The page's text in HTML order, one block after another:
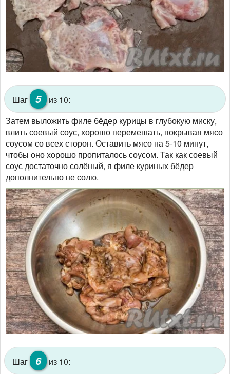
Шаг 5
из 10:
Затем выложить филе бёдер курицы в глубокую миску,
влить соевый соус, хорошо перемешать, покрывая мясо
соусом со всех сторон. Оставить мясо на 5-10 минут,
чтобы оно хорошо пропиталось соусом. Так как соевый
соус достаточно солёный, я филе куриных бёдер
дополнительно не солю.
Шаг 6
из 10: